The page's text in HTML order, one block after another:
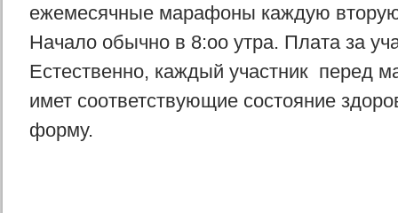
ежемесячные марафоны каждую
Начало обычно в 8:оо утра. Плата за
Естественно, каждый участник перед
имет соответствующие состояние
форму.